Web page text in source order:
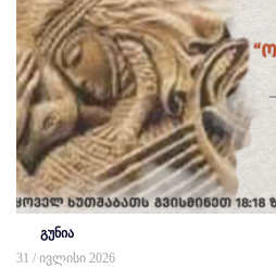
გუნია
31 / ივლისი 2026